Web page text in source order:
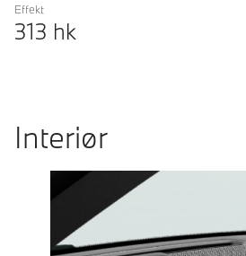
Effekt
313 hk
Interiør